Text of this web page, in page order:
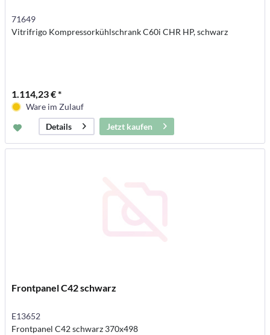
71649
Vitrifrigo Kompressorkühlschrank C60i CHR HP, schwarz
1.114,23 € *
Ware im Zulauf
Details
Jetzt kaufen
Frontpanel C42 schwarz
E13652
Frontpanel C42 schwarz 370x498